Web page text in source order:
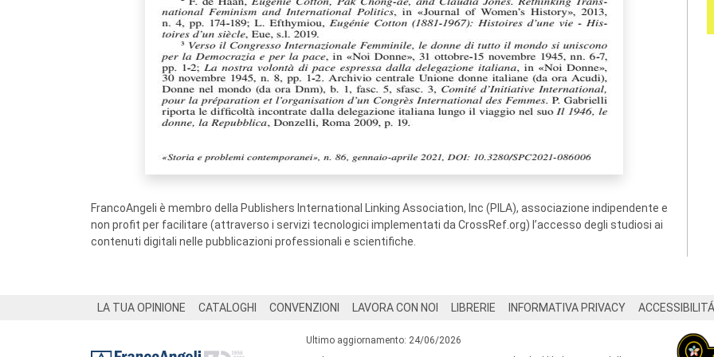
FrancoAngeli è membro della Publishers International Linking Association, Inc (PILA), associazione indipendente e
non profit per facilitare (attraverso i servizi tecnologici implementati da CrossRef.org) l’accesso degli studiosi ai
contenuti digitali nelle pubblicazioni professionali e scientifiche.
LA TUA OPINIONE CATALOGHI CONVENZIONI LAVORA CON NOI LIBRERIE INFORMATIVA PRIVACY ACCESSIBILITÁ
Ultimo aggiornamento: 24/06/2026